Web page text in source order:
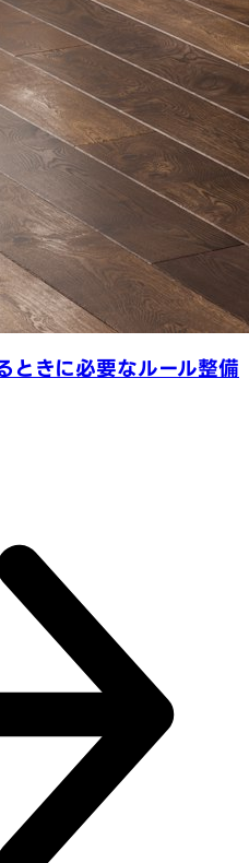
きに必要なルール整備